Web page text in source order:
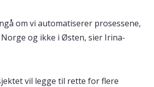
om vi automatiserer prosessene,
og ikke i Østen, sier Irina-
vil legge til rette for flere